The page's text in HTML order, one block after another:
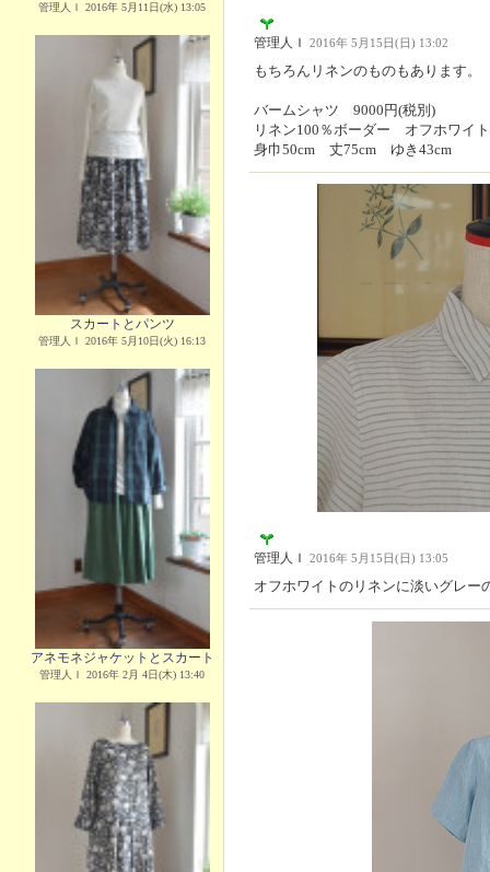
管理人Ｉ 2016年 5月11日(水) 13:05
スカートとパンツ
管理人Ｉ 2016年 5月10日(火) 16:13
アネモネジャケットとスカート
管理人Ｉ 2016年 2月 4日(木) 13:40
管理人Ｉ 2016年 5月15日(日) 13:02
もちろんリネンのものもあります。
バームシャツ 9000円(税別)
リネン100％ボーダー オフホワイト
身巾50cm 丈75cm ゆき43cm
管理人Ｉ 2016年 5月15日(日) 13:05
オフホワイトのリネンに淡いグレー